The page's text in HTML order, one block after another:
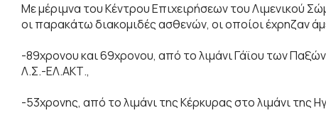
Με μέριμνα του Κέντρου Επιχειρήσεων του Λιμενικού
οι παρακάτω διακομιδές ασθενών, οι οποίοι έχρηζαν
-89χρονου και 69χρονου, από το λιμάνι Γάϊου των
Λ.Σ.-ΕΛ.ΑΚΤ.,
-53χρονης, από το λιμάνι της Κέρκυρας στο λιμάνι της